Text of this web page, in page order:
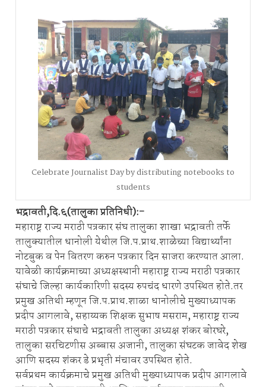
Celebrate Journalist Day by distributing notebooks to
students
भद्रावती,दि.६(तालुका प्रतिनिधी):-
महाराष्ट्र राज्य मराठी पत्रकार संघ तालुका शाखा भद्रावती तर्फे
तालुक्यातील धानोली येथील जि.प.प्राथ.शाळेच्या विद्यार्थ्यांना
नोटबुक व पेन वितरण करुन पत्रकार दिन साजरा करण्यात आला.
यावेळी कार्यक्रमाच्या अध्यक्षस्थानी महाराष्ट्र राज्य मराठी पत्रकार
संघाचे जिल्हा कार्यकारिणी सदस्य रुपचंद धारणे उपस्थित होते.तर
प्रमुख अतिथी म्हणून जि.प.प्राथ.शाळा धानोलीचे मुख्याध्यापक
प्रदीप आगलावे, सहाय्यक शिक्षक सुभाष मसराम, महाराष्ट्र राज्य
मराठी पत्रकार संघाचे भद्रावती तालुका अध्यक्ष शंकर बोरघरे,
तालुका सरचिटणीस अब्बास अजानी, तालुका संघटक जावेद शेख
आणि सदस्य शंकर डे प्रभृती मंचावर उपस्थित होते.
सर्वप्रथम कार्यक्रमाचे प्रमुख अतिथी मुख्याध्यापक प्रदीप आगलावे